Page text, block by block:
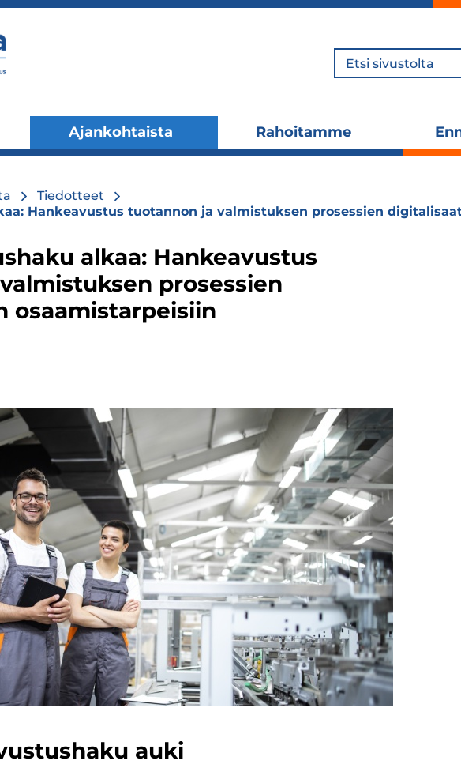
Hae
alavalikko
Ajankohtaista
alavalikko
Rahoitamme
alavalikko
Tiedotteet
Hankeavustus tuotannon ja valmistuksen prosessien
alkaa: Hankeavustus
prosessien
osaamistarpeisiin
auki